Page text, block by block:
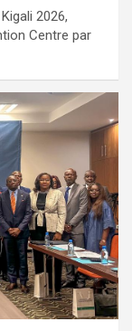
2026,
Centre par